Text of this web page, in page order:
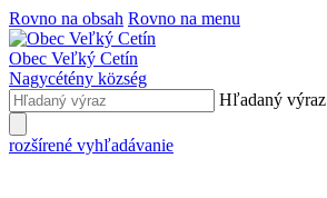
Rovno na obsah Rovno na menu
Obec Veľký Cetín
Nagycétény község
Hľadaný výraz
rozšírené vyhľadávanie